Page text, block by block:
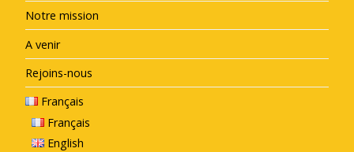
Notre mission
A venir
Rejoins-nous
Français
Français
English